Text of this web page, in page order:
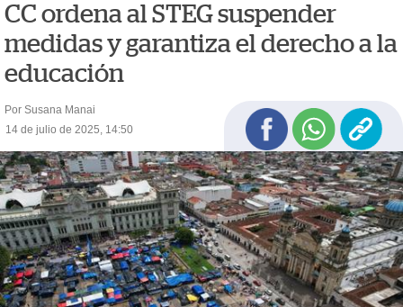
CC ordena al STEG suspender
medidas y garantiza el derecho a la
educación
Por Susana Manai
14 de julio de 2025, 14:50